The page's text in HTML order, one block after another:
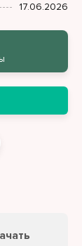
17.06.2026